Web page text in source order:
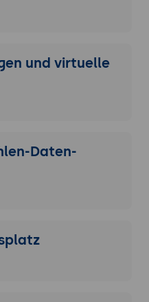
und virtuelle
Daten-